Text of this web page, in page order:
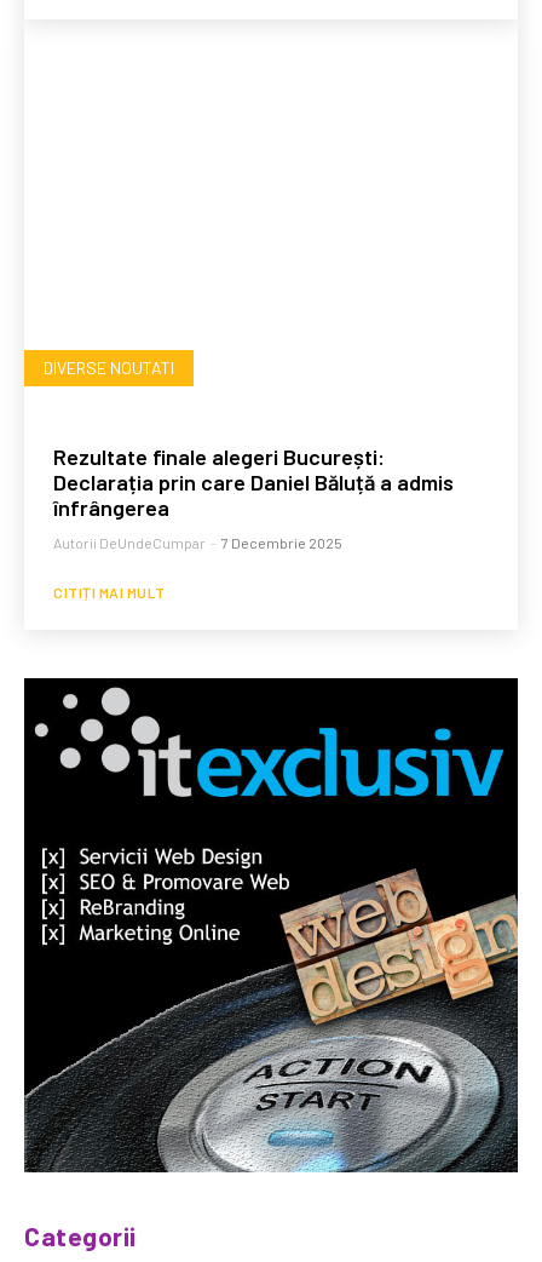
DIVERSE NOUTATI
Rezultate finale alegeri București:
Declarația prin care Daniel Băluță a admis
înfrângerea
Autorii DeUndeCumpar - 7 Decembrie 2025
CITIȚI MAI MULT
Categorii